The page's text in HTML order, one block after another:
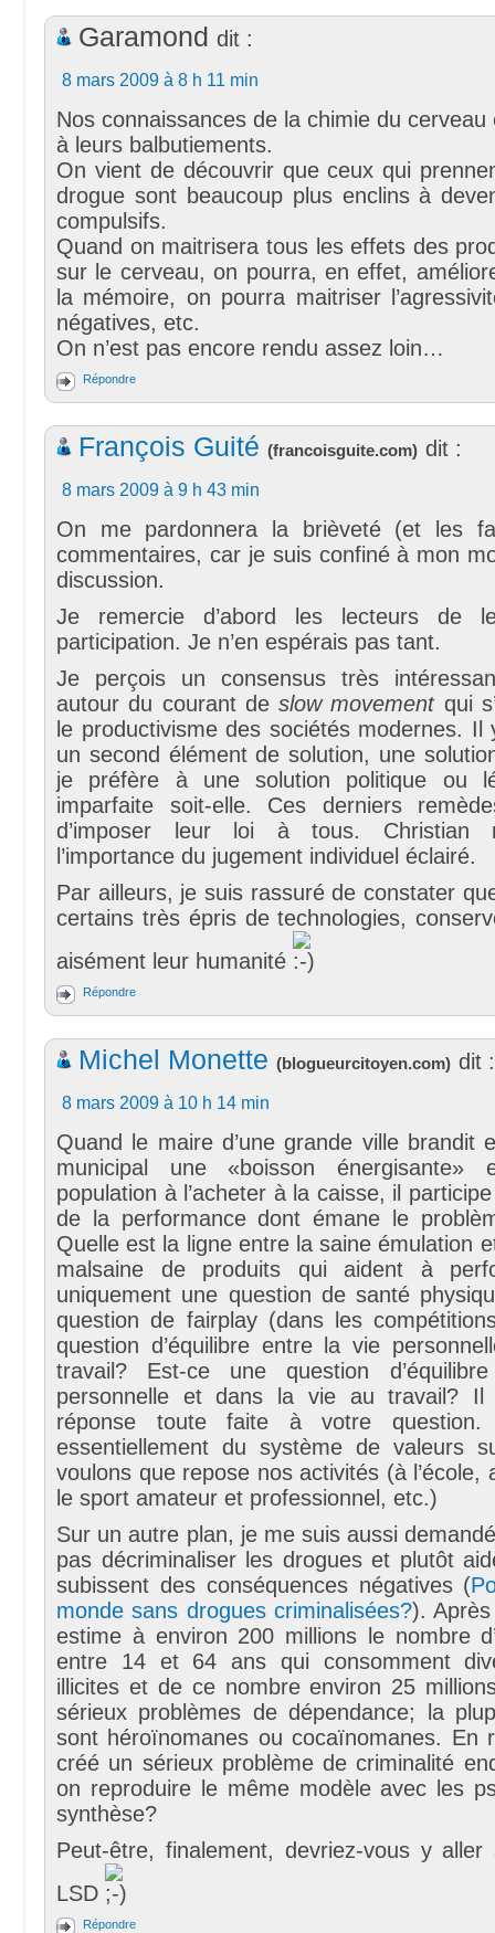
Garamond dit :
8 mars 2009 à 8 h 11 min
Nos connaissances de la chimie du
à leurs balbutiements.
On vient de découvrir que ceux qui
drogue sont beaucoup plus enclins à
compulsifs.
Quand on maitrisera tous les effets des
sur le cerveau, on pourra, en effet,
la mémoire, on pourra maitriser
négatives, etc.
On n’est pas encore rendu assez loin…
Répondre
François Guité (francoisguite.com) dit :
8 mars 2009 à 9 h 43 min
On me pardonnera la brièveté (et les
commentaires, car je suis confiné à mon
discussion.
Je remercie d’abord les lecteurs de
participation. Je n’en espérais pas tant.
Je perçois un consensus très
autour du courant de slow movementqui
le productivisme des sociétés modernes.
un second élément de solution, une
je préfère à une solution politique ou
imparfaite soit-elle. Ces derniers
d’imposer leur loi à tous. Christian
l’importance du jugement individuel éclairé.
Par ailleurs, je suis rassuré de constater
certains très épris de technologies,
aisément leur humanité
Répondre
Michel Monette (blogueurcitoyen.com) dit :
8 mars 2009 à 10 h 14 min
Quand le maire d’une grande ville brandit
municipal une «boisson énergisante»
population à l’acheter à la caisse, il
de la performance dont émane le
Quelle est la ligne entre la saine émulation
malsaine de produits qui aident à
uniquement une question de santé
question de fairplay (dans les
question d’équilibre entre la vie
travail? Est-ce une question
personnelle et dans la vie au travail?
réponse toute faite à votre question.
essentiellement du système de valeurs
voulons que repose nos activités (à l’école,
le sport amateur et professionnel, etc.)
Sur un autre plan, je me suis aussi
pas décriminaliser les drogues et plutôt
subissent des conséquences négatives (
monde sans drogues criminalisées?). Après
estime à environ 200 millions le nombre
entre 14 et 64 ans qui consomment
illicites et de ce nombre environ 25
sérieux problèmes de dépendance; la
sont héroïnomanes ou cocaïnomanes. En
créé un sérieux problème de criminalité
on reproduire le même modèle avec les
synthèse?
Peut-être, finalement, devriez-vous y aller
LSD
Répondre